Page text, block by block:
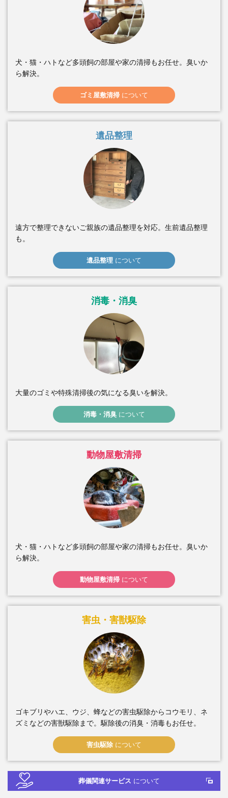
犬・猫・ハトなど多頭飼の部屋や家の清掃もお任せ。臭いか
ら解決。
ゴミ屋敷清掃 について
遺品整理
遠方で整理できないご親族の遺品整理を対応。生前遺品整理
も。
遺品整理 について
消毒・消臭
大量のゴミや特殊清掃後の気になる臭いを解決。
消毒・消臭 について
動物屋敷清掃
犬・猫・ハトなど多頭飼の部屋や家の清掃もお任せ。臭いか
ら解決。
動物屋敷清掃 について
害虫・害獣駆除
ゴキブリやハエ、ウジ、蜂などの害虫駆除からコウモリ、ネ
ズミなどの害獣駆除まで。駆除後の消臭・消毒もお任せ。
害虫駆除 について
葬儀関連サービス について